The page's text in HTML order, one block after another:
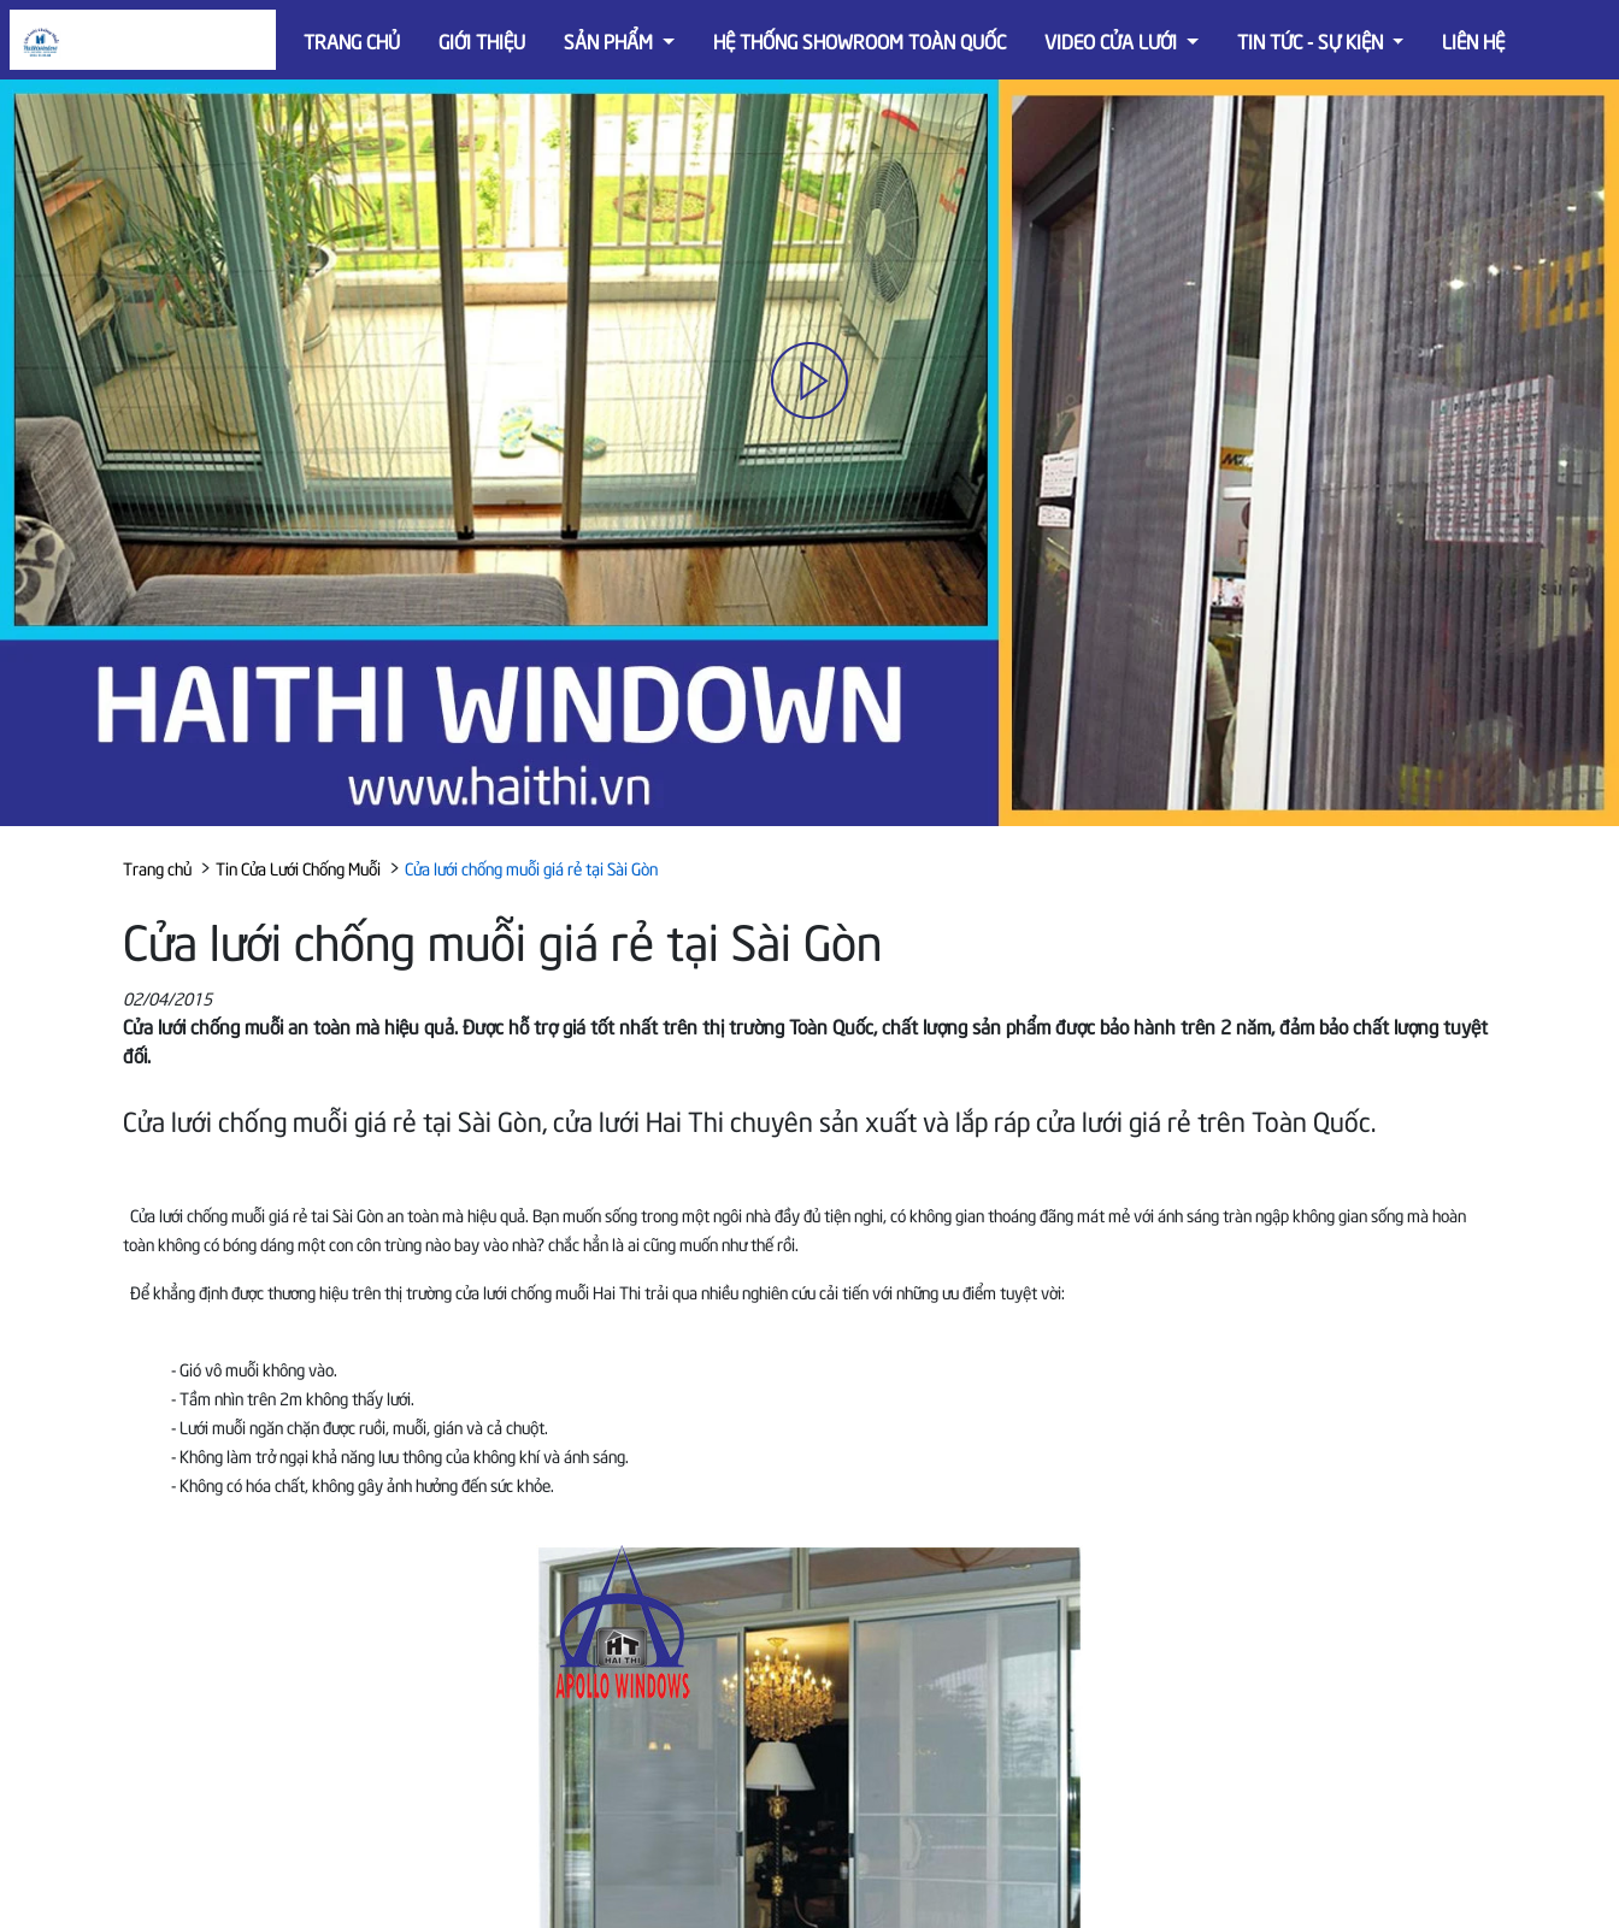
TRANG CHỦ GIỚI THIỆU SẢN PHẨM HỆ THỐNG SHOWROOM TOÀN QUỐC VIDEO CỬA LƯỚI TIN TỨC - SỰ KIỆN LIÊN HỆ
Trang chủ > Tin Cửa Lưới Chống Muỗi > Cửa lưới chống muỗi giá rẻ tại Sài Gòn
Cửa lưới chống muỗi giá rẻ tại Sài Gòn
02/04/2015
Cửa lưới chống muỗi an toàn mà hiệu quả. Được hỗ trợ giá tốt nhất trên thị trường Toàn Quốc, chất lượng sản phẩm được bảo hành trên 2 năm, đảm bảo chất lượng tuyệt
đối.
Cửa lưới chống muỗi giá rẻ tại Sài Gòn, cửa lưới Hai Thi chuyên sản xuất và lắp ráp cửa lưới giá rẻ trên Toàn Quốc.
Cửa lưới chống muỗi giá rẻ tai Sài Gòn an toàn mà hiệu quả. Bạn muốn sống trong một ngôi nhà đầy đủ tiện nghi, có không gian thoáng đãng mát mẻ với ánh sáng tràn ngập không gian sống mà hoàn
toàn không có bóng dáng một con côn trùng nào bay vào nhà? chắc hẳn là ai cũng muốn như thế rồi.
Để khẳng định được thương hiệu trên thị trường cửa lưới chống muỗi Hai Thi trải qua nhiều nghiên cứu cải tiến với những ưu điểm tuyệt vời:
- Gió vô muỗi không vào.
- Tầm nhìn trên 2m không thấy lưới.
- Lưới muỗi ngăn chặn được ruồi, muỗi, gián và cả chuột.
- Không làm trở ngại khả năng lưu thông của không khí và ánh sáng.
- Không có hóa chất, không gây ảnh hưởng đến sức khỏe.